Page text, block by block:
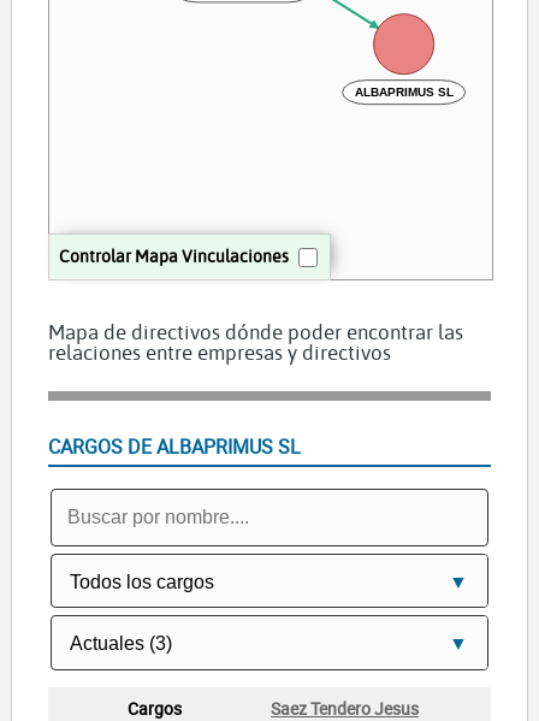
Controlar Mapa Vinculaciones
ALBAPRIMUS SL
Mapa de directivos dónde poder encontrar las
relaciones entre empresas y directivos
CARGOS DE ALBAPRIMUS SL
Saez Tendero Jesus